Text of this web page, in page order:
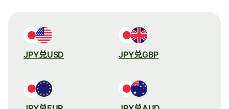
JPY兑USD JPY兑GBP